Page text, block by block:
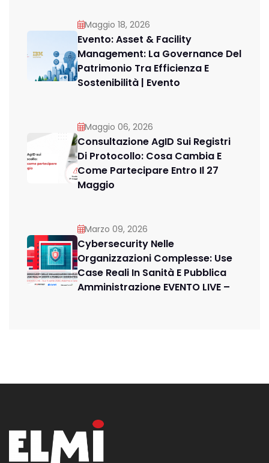
Maggio 18, 2026
Evento: Asset & Facility
Management: La Governance Del
Patrimonio Tra Efficienza E
Sostenibilità | Evento
Maggio 06, 2026
Consultazione AgID Sui Registri
Di Protocollo: Cosa Cambia E
Come Partecipare Entro Il 27
Maggio
Marzo 09, 2026
Cybersecurity Nelle
Organizzazioni Complesse: Use
Case Reali In Sanità E Pubblica
Amministrazione EVENTO LIVE –